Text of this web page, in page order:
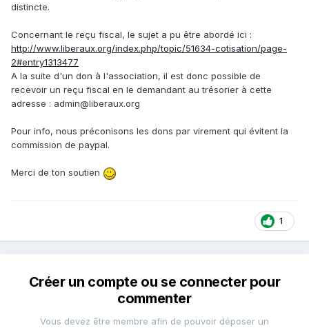
distincte.
Concernant le reçu fiscal, le sujet a pu être abordé ici :
http://www.liberaux.org/index.php/topic/51634-cotisation/page-
2#entry1313477
A la suite d'un don à l'association, il est donc possible de
recevoir un reçu fiscal en le demandant au trésorier à cette
adresse : admin@liberaux.org
Pour info, nous préconisons les dons par virement qui évitent la
commission de paypal.
Merci de ton soutien
1
Créer un compte ou se connecter pour
commenter
Vous devez être membre afin de pouvoir déposer un